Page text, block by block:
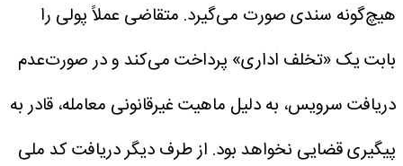
هیچ‌گونه سندی صورت می‌گیرد. متقاضی عملاً پولی را
بابت یک «تخلف اداری» پرداخت می‌کند و در صورت‌عدم
دریافت سرویس، به دلیل ماهیت غیرقانونی معامله، قادر به
پیگیری قضایی نخواهد بود. از طرف دیگر دریافت کد ملی